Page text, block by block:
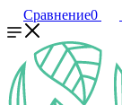
Сравнение0